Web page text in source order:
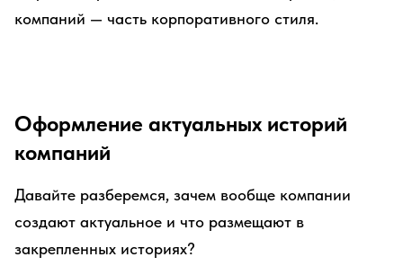
компаний — часть корпоративного стиля.
Оформление актуальных историй
компаний
Давайте разберемся, зачем вообще компании
создают актуальное и что размещают в
закрепленных историях?